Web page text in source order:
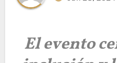
El evento